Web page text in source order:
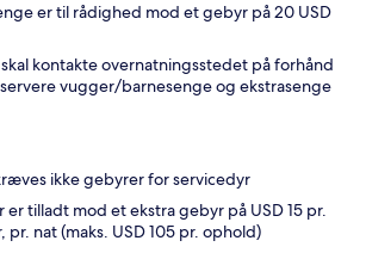
er til rådighed mod et gebyr på 20 USD
kontakte overnatningsstedet på forhånd
vugger/barnesenge og ekstrasenge
ikke gebyrer for servicedyr
tilladt mod et ekstra gebyr på USD 15 pr.
pr. nat (maks. USD 105 pr. ophold)